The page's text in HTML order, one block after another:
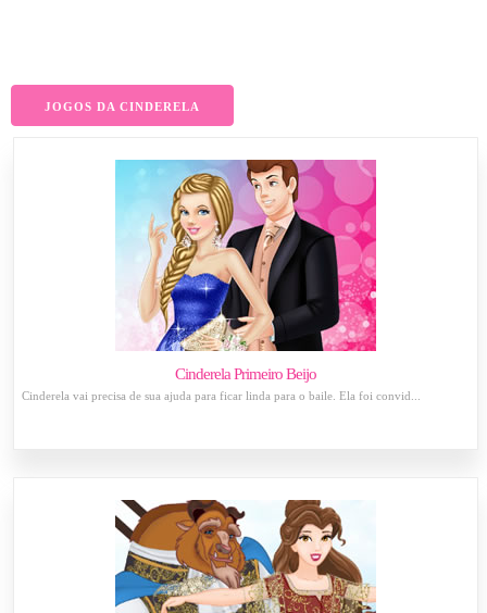
JOGOS DA CINDERELA
Cinderela Primeiro Beijo
Cinderela vai precisa de sua ajuda para ficar linda para o baile. Ela foi convid...